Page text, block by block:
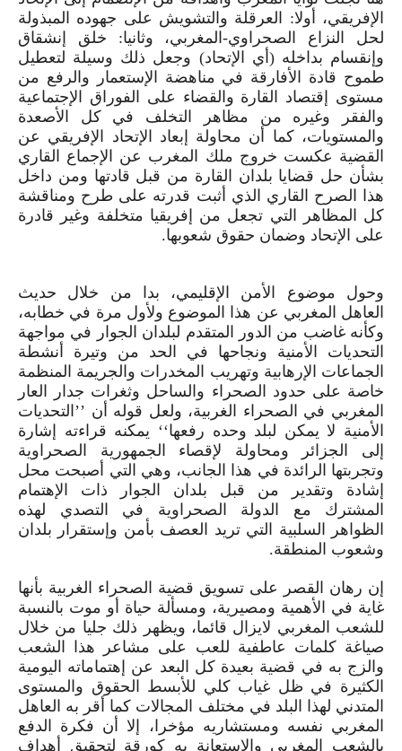
الإفريقي، أولا: العرقلة والتشويش على جهوده المبذولة
لحل النزاع الصحراوي-المغربي، وثانيا: خلق إنشقاق
وإنقسام بداخله (أي الإتحاد) وجعل ذلك وسيلة لتعطيل
طموح قادة الأفارقة في مناهضة الإستعمار والرفع من
مستوى إقتصاد القارة والقضاء على الفوراق الإجتماعية
والفقر وغيره من مظاهر التخلف في كل الأصعدة
والمستويات، كما أن محاولة إبعاد الإتحاد الإفريقي عن
القضية عكست خروج ملك المغرب عن الإجماع القاري
بشأن حل قضايا بلدان القارة من قبل قادتها ومن داخل
هذا الصرح القاري الذي أثبت قدرته على طرح ومناقشة
كل المظاهر التي تجعل من إفريقيا متخلفة وغير قادرة
على الإتحاد وضمان حقوق شعوبها.
وحول موضوع الأمن الإقليمي، بدا من خلال حديث
العاهل المغربي عن هذا الموضوع ولأول مرة في خطابه،
وكأنه غاضب من الدور المتقدم لبلدان الجوار في مواجهة
التحديات الأمنية ونجاحها في الحد من وتيرة أنشطة
الجماعات الإرهابية وتهريب المخدرات والجريمة المنظمة
خاصة على حدود الصحراء والساحل وثغرات جدار العار
المغربي في الصحراء الغربية، ولعل قوله أن ’’ التحديات
الأمنية لا يمكن لبلد وحده رفعها‘‘ يمكنه قراءته إشارة
إلى الجزائر ومحاولة لإقصاء الجمهورية الصحراوية
وتجربتها الرائدة في هذا الجانب، وهي التي أصبحت محل
إشادة وتقدير من قبل بلدان الجوار ذات الإهتمام
المشترك مع الدولة الصحراوية في التصدي لهذه
الظواهر السلبية التي تريد العصف بأمن وإستقرار بلدان
وشعوب المنطقة.
إن رهان القصر على تسويق قضية الصحراء الغربية بأنها
غاية في الأهمية ومصيرية، ومسألة حياة أو موت بالنسبة
للشعب المغربي لايزال قائما، ويظهر ذلك جليا من خلال
صياغة كلمات عاطفية للعب على مشاعر هذا الشعب
والزج به في قضية بعيدة كل البعد عن إهتماماته اليومية
الكثيرة في ظل غياب كلي للأبسط الحقوق والمستوى
المتدني لهذا البلد في مختلف المجالات كما أقر به العاهل
المغربي نفسه ومستشاريه مؤخرا، إلا أن فكرة الدفع
بالشعب المغربي والإستعانة به كورقة لتحقيق أهداف